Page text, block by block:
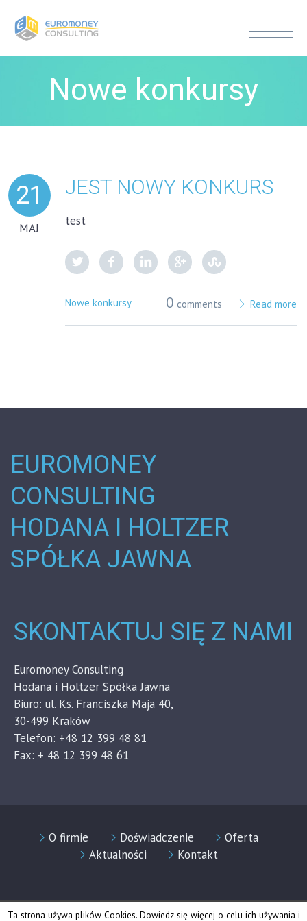
Nowe konkursy
21
MAJ
JEST NOWY KONKURS
test
Nowe konkursy 0 comments Read more
EUROMONEY
CONSULTING
HODANA I HOLTZER
SPÓŁKA JAWNA
SKONTAKTUJ SIĘ Z NAMI
Euromoney Consulting
Hodana i Holtzer Spółka Jawna
Biuro: ul. Ks. Franciszka Maja 40,
30-499 Kraków
Telefon: +48 12 399 48 81
Fax: + 48 12 399 48 61
O firmie Doświadczenie
Oferta
Aktualności
Kontakt
2019 © www.euromoney.net.pl
Ta strona używa plików Cookies. Dowiedz się więcej o celu ich używania i